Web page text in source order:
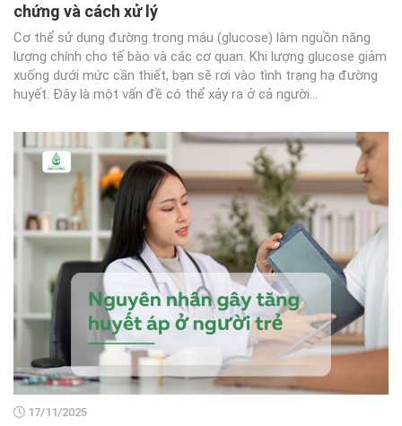
chứng và cách xử lý
Cơ thể sử dụng đường trong máu (glucose) làm nguồn năng
lượng chính cho tế bào và các cơ quan. Khi lượng glucose giảm
xuống dưới mức cần thiết, bạn sẽ rơi vào tình trạng hạ đường
huyết. Đây là một vấn đề có thể xảy ra ở cả người...
17/11/2025